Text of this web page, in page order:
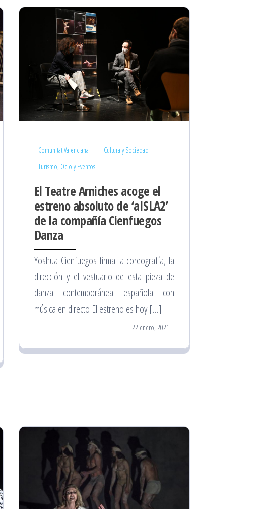
Comunitat Valenciana
Cultura y Sociedad
Turismo, Ocio y Eventos
El Teatre Arniches acoge el
estreno absoluto de ‘aISLA2’
de la compañía Cienfuegos
Danza
Yoshua Cienfuegos firma la coreografía, la
dirección y el vestuario de esta pieza de
danza contemporánea española con
música en directo El estreno es hoy […]
22 enero, 2021